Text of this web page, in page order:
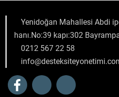
Yenidoğan Mahallesi Abdi
hanı.No:39 kapı:302
0212 567 22 58